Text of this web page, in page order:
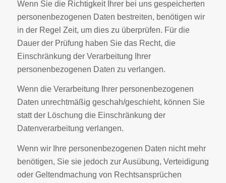
Wenn Sie die Richtigkeit Ihrer bei uns gespeicherten
personenbezogenen Daten bestreiten, benötigen wir
in der Regel Zeit, um dies zu überprüfen. Für die
Dauer der Prüfung haben Sie das Recht, die
Einschränkung der Verarbeitung Ihrer
personenbezogenen Daten zu verlangen.
Wenn die Verarbeitung Ihrer personenbezogenen
Daten unrechtmäßig geschah/geschieht, können Sie
statt der Löschung die Einschränkung der
Datenverarbeitung verlangen.
Wenn wir Ihre personenbezogenen Daten nicht mehr
benötigen, Sie sie jedoch zur Ausübung, Verteidigung
oder Geltendmachung von Rechtsansprüchen